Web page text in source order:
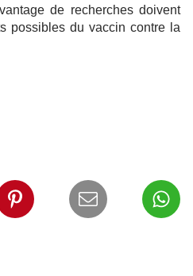
de recherches doivent
possibles du vaccin contre la